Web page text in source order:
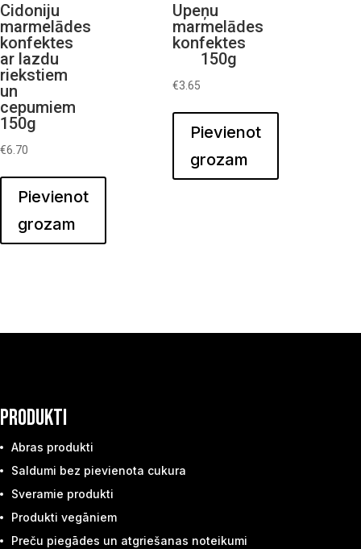
Cidoniju
marmelādes
konfektes
ar lazdu
riekstiem
un
cepumiem
150g
€6.70
Pievienot
grozam
Upeņu
marmelādes
konfektes
150g
€3.65
Pievienot
grozam
PRODUKTI
Abras produkti
Saldumi bez pievienota cukura
Sveramie produkti
Produkti vegāniem
Preču piegādes un atgriešanas noteikumi